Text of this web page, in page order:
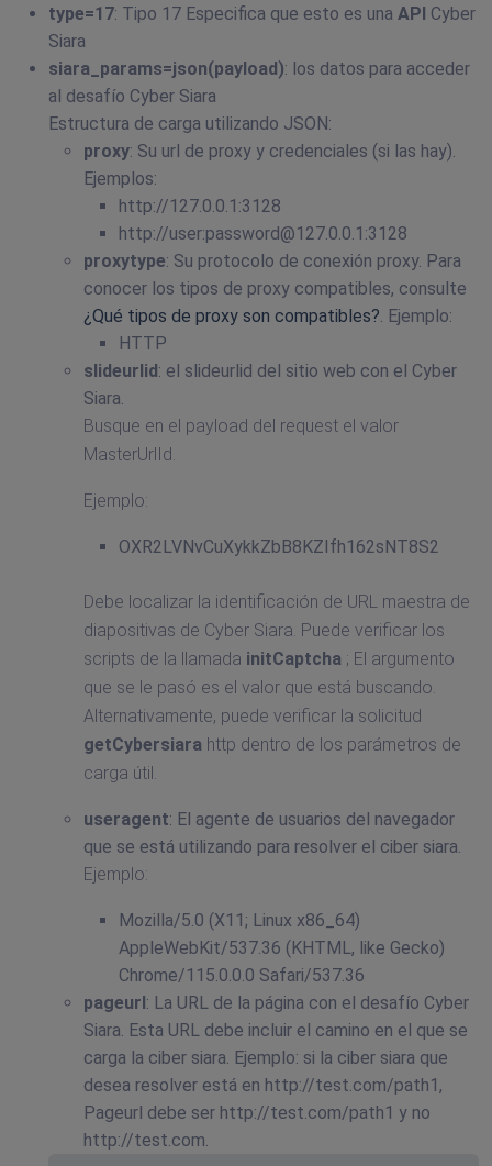
type=17: Tipo 17 Especifica que esto es una API Cyber
Siara
siara_params=json(payload): los datos para acceder
al desafío Cyber Siara
Estructura de carga utilizando JSON:
proxy: Su url de proxy y credenciales (si las hay).
Ejemplos:
http://127.0.0.1:3128
http://user:password@127.0.0.1 :3128
proxytype: Su protocolo de conexión proxy. Para
conocer los tipos de proxy compatibles, consulte
¿Qué tipos de proxy son compatibles? . Ejemplo:
HTTP
slideurlid: el slideurlid del sitio web con el Cyber
Siara.
Busque en el payload del request el valor
MasterUrlId.
Ejemplo:
OXR2LVNvCuXykkZbB8KZIfh162sNT8S2
Debe localizar la identificación de URL maestra de
diapositivas de Cyber Siara. Puede verificar los
scripts de la llamada initCaptcha ; El argumento
que se le pasó es el valor que está buscando.
Alternativamente, puede verificar la solicitud
getCybersiara http dentro de los parámetros de
carga útil.
useragent: El agente de usuarios del navegador
que se está utilizando para resolver el ciber siara.
Ejemplo:
Mozilla/5.0 (X11; Linux x86_64)
AppleWebKit/537.36 (KHTML, like Gecko)
Chrome/115.0.0.0 Safari/537.36
pageurl: La URL de la página con el desafío Cyber
Siara. Esta URL debe incluir el camino en el que se
carga la ciber siara. Ejemplo: si la ciber siara que
desea resolver está en http://test.com/path1,
Pageurl debe ser http://test.com/path1 y no
http://test.com.